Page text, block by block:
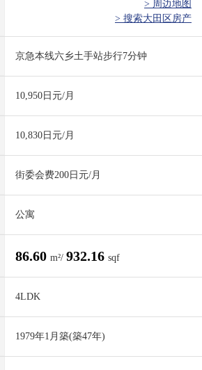
> 周边地图
> 搜索大田区房产
京急本线六乡土手站步行7分钟
10,950日元/月
10,830日元/月
街委会费200日元/月
公寓
86.60 m²/ 932.16 sqf
4LDK
1979年1月築(築47年)